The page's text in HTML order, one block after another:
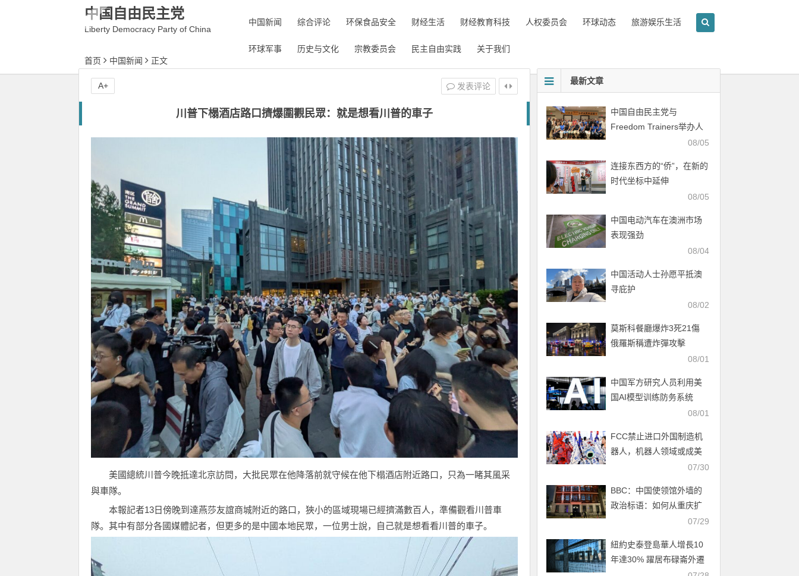
中国自由民主党
Liberty Democracy Party of China
中国新闻 综合评论 环保食品安全 财经生活 财经教育科技 人权委员会 环球动态 旅游娱乐生活
环球军事 历史与文化 宗教委员会 民主自由实践
关于我们
首页
中国新闻 正文
川普下榻酒店路口擠爆圍觀民眾：就是想看川普的車子
美國總統川普今晚抵達北京訪問，大批民眾在他降落前就守候在他下榻酒店附近路口，只為一睹其風采
與車隊。
本報記者13日傍晚到達燕莎友誼商城附近的路口，狹小的區域現場已經擠滿數百人，準備觀看川普車
隊。其中有部分各國媒體記者，但更多的是中國本地民眾，一位男士說，自己就是想看看川普的車子。
发表评论
A+ 最新文章
中国自由民主党与
Freedom Trainers举办人
08/05
连接东西方的“侨”，在新的
时代坐标中延伸
08/05
中国电动汽车在澳洲市场
表现强劲
08/04
中国活动人士孙愿平抵澳
寻庇护
08/02
莫斯科餐廳爆炸3死21傷
俄羅斯稱遭炸彈攻擊
08/01
中国军方研究人员利用美
国AI模型训练防务系统
08/01
FCC禁止进口外国制造机
器人，机器人领域或成美
07/30
BBC：中国使领馆外墙的
政治标语：如何从重庆扩
07/29
紐約史泰登島華人增長10
年達30% 躍居布碌崙外遷